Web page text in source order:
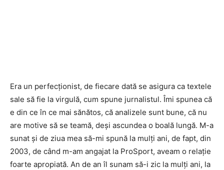
Era un perfecționist, de fiecare dată se asigura ca textele
sale să fie la virgulă, cum spune jurnalistul. Îmi spunea că
e din ce în ce mai sănătos, că analizele sunt bune, că nu
are motive să se teamă, deși ascundea o boală lungă. M-a
sunat și de ziua mea să-mi spună la mulți ani, de fapt, din
2003, de când m-am angajat la ProSport, aveam o relație
foarte apropiată. An de an îl sunam să-i zic la mulți ani, la